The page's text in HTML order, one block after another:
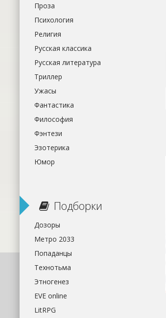
Проза
Психология
Религия
Русская классика
Русская литература
Триллер
Ужасы
Фантастика
Философия
Фэнтези
Эзотерика
Юмор
Подборки
Дозоры
Метро 2033
Попаданцы
Технотьма
Этногенез
EVE online
LitRPG